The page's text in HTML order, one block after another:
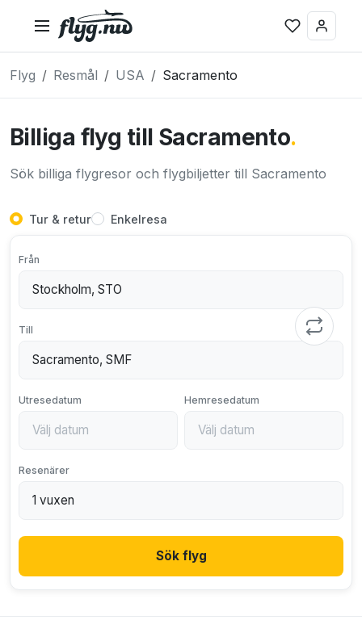
Flyg Resmål USA Sacramento
Billiga flyg till Sacramento.
Sök billiga flygresor och flygbiljetter till Sacramento
Tur & retur Enkelresa
Från
Till
Utresedatum Hemresedatum
Resenärer
Sök flyg